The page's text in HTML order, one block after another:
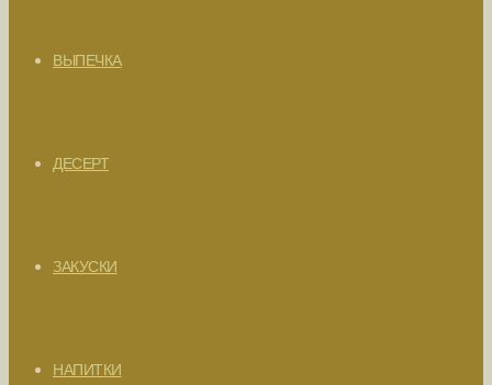
ВЫПЕЧКА
ДЕСЕРТ
ЗАКУСКИ
НАПИТКИ